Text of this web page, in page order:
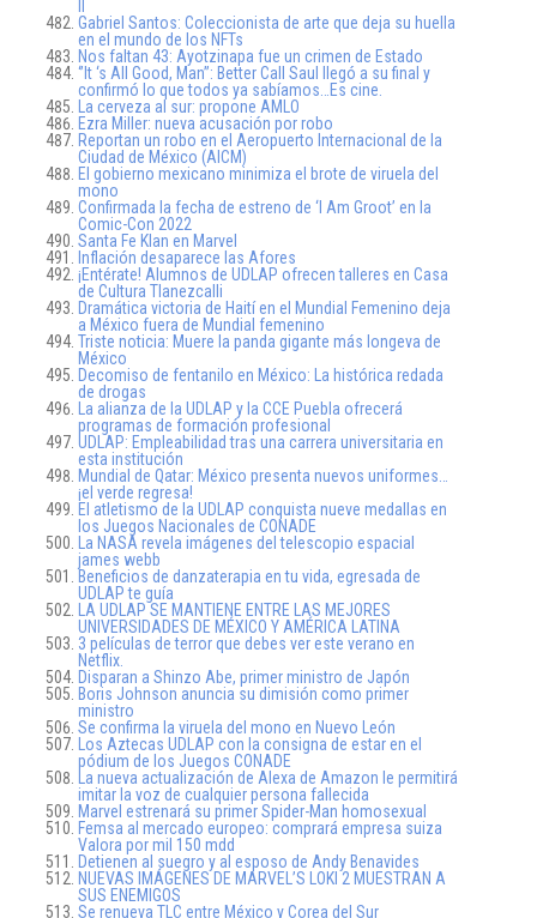
Gabriel Santos: Coleccionista de arte que deja su huella
en el mundo de los NFTs
Nos faltan 43: Ayotzinapa fue un crimen de Estado
‘’It ‘s All Good, Man’’: Better Call Saul llegó a su final y
confirmó lo que todos ya sabíamos…Es cine.
La cerveza al sur: propone AMLO
Ezra Miller: nueva acusación por robo
Reportan un robo en el Aeropuerto Internacional de la
Ciudad de México (AICM)
El gobierno mexicano minimiza el brote de viruela del
mono
Confirmada la fecha de estreno de ‘I Am Groot’ en la
Comic-Con 2022
Santa Fe Klan en Marvel
Inflación desaparece las Afores
¡Entérate! Alumnos de UDLAP ofrecen talleres en Casa
de Cultura Tlanezcalli
Dramática victoria de Haití en el Mundial Femenino deja
a México fuera de Mundial femenino
Triste noticia: Muere la panda gigante más longeva de
México
Decomiso de fentanilo en México: La histórica redada
de drogas
La alianza de la UDLAP y la CCE Puebla ofrecerá
programas de formación profesional
UDLAP: Empleabilidad tras una carrera universitaria en
esta institución
Mundial de Qatar: México presenta nuevos uniformes…
¡el verde regresa!
El atletismo de la UDLAP conquista nueve medallas en
los Juegos Nacionales de CONADE
La NASA revela imágenes del telescopio espacial
james webb
Beneficios de danzaterapia en tu vida, egresada de
UDLAP te guía
LA UDLAP SE MANTIENE ENTRE LAS MEJORES
UNIVERSIDADES DE MÉXICO Y AMÉRICA LATINA
3 películas de terror que debes ver este verano en
Netflix.
Disparan a Shinzo Abe, primer ministro de Japón
Boris Johnson anuncia su dimisión como primer
ministro
Se confirma la viruela del mono en Nuevo León
Los Aztecas UDLAP con la consigna de estar en el
pódium de los Juegos CONADE
La nueva actualización de Alexa de Amazon le permitirá
imitar la voz de cualquier persona fallecida
Marvel estrenará su primer Spider-Man homosexual
Femsa al mercado europeo: comprará empresa suiza
Valora por mil 150 mdd
Detienen al suegro y al esposo de Andy Benavides
NUEVAS IMÁGENES DE MARVEL’S LOKI 2 MUESTRAN A
SUS ENEMIGOS
Se renueva TLC entre México y Corea del Sur